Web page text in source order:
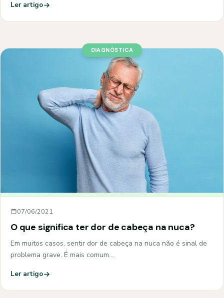
Ler artigo
DIAGNÓSTICA
07/06/2021
O que significa ter dor de cabeça na nuca?
Em muitos casos, sentir dor de cabeça na nuca não é sinal de
problema grave. É mais comum…
Ler artigo